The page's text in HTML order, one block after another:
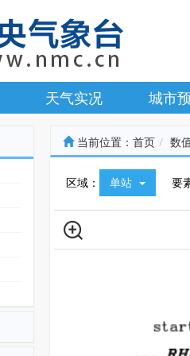
天气实况 城市
当前位置： 首页 数
区域： 单站 要